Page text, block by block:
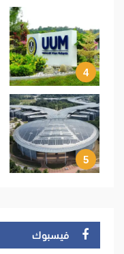
4
5
فيسبوك